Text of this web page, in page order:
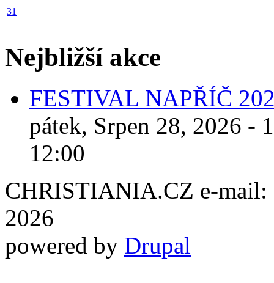
31
Nejbližší akce
FESTIVAL NAPŘÍČ
pátek, Srpen 28, 2026 -
12:00
CHRISTIANIA.CZ e-mail:
2026
powered by Drupal